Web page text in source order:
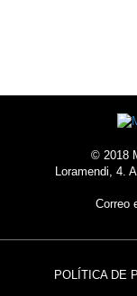
© 2018
Loramendi, 4.
Correo
POLÍTICA DE